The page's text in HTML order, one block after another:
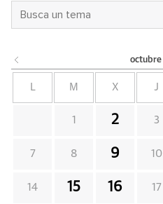
octubre
L M X J
1 2 3
7 8 9 10
14 15 16 17